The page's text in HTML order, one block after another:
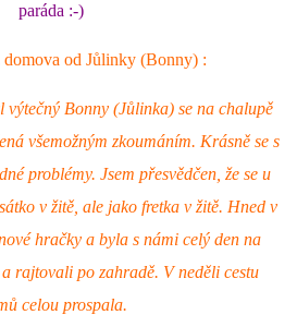
NÁM :-)
paráda :-)
od Jůlinky (Bonny) :
výtečný Bonny (Jůlinka) se na chalupě
všemožným zkoumáním. Krásně se s
problémy. Jsem přesvědčen, že se u
v žitě, ale jako fretka v žitě. Hned v
hračky a byla s námi celý den na
rajtovali po zahradě. V neděli cestu
celou prospala.